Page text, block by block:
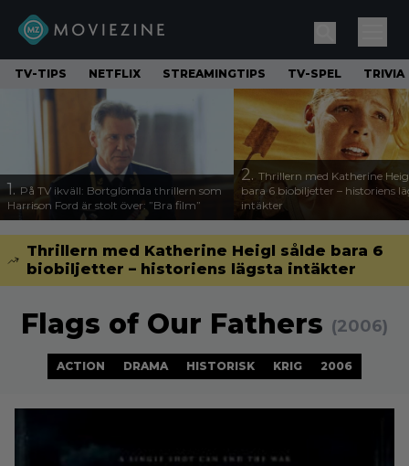
TV-TIPS NETFLIX STREAMINGTIPS TV-SPEL TRIVIA
1. På TV ikväll: Bortglömda thrillern som
Harrison Ford är stolt över: ”Bra film”
2. Thrillern med Katherine
bara 6 biobiljetter – historiens
intäkter
Thrillern med Katherine Heigl sålde bara 6
biobiljetter – historiens lägsta intäkter
Flags of Our Fathers (2006)
ACTION DRAMA HISTORISK KRIG 2006